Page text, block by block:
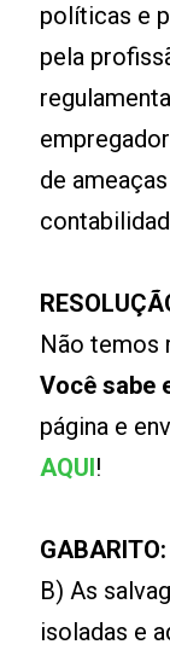
políticas e
pela
de
Não temos
Você sabe
página e
AQUI!
GABARITO:
B) As
isoladas e